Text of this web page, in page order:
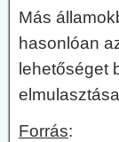
Más
hasonlóan
lehetőséget
Forrás: